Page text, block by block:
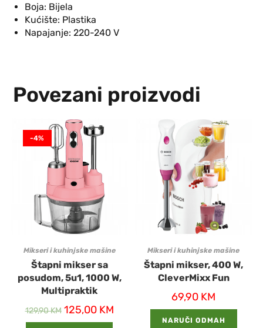
Boja: Bijela
Kućište: Plastika
Napajanje:220-240 V
Povezani proizvodi
-4%
Mikseri i kuhinjske mašine
Štapni mikser sa
posudom, 5u1, 1000 W,
Multipraktik
129,90KM 125,00 KM
Mikseri i kuhinjske mašine
Štapni mikser, 400 W,
CleverMixx Fun
69,90 KM
NARUČI ODMAH